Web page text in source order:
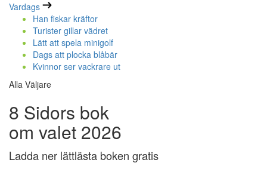
Vardags
Han fiskar kräftor
Turister gillar vädret
Lätt att spela minigolf
Dags att plocka blåbär
Kvinnor ser vackrare ut
Alla Väljare
8 Sidors bok
om valet 2026
Ladda ner lättlästa boken gratis